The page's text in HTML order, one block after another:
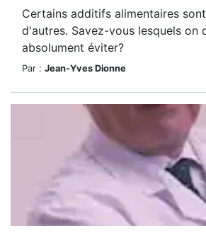
Certains additifs alimentaires
d'autres. Savez-vous lesquels on
absolument éviter?
Par : Jean-Yves Dionne